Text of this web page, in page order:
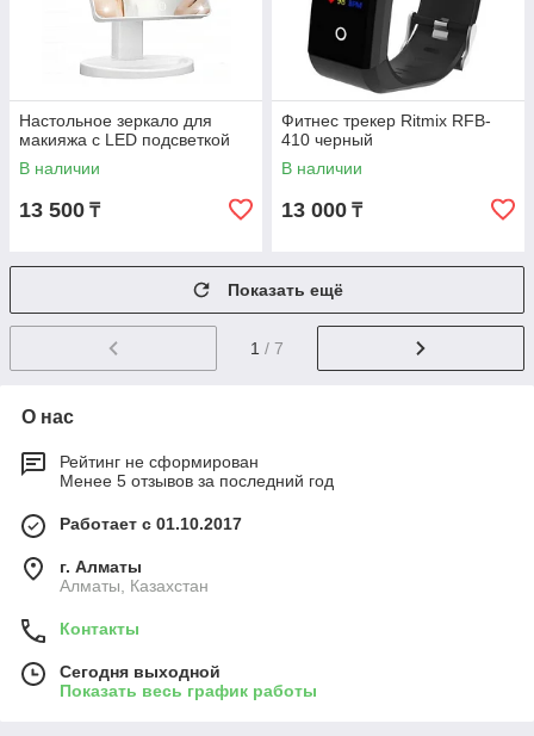
Настольное зеркало для
макияжа с LED подсветкой
В наличии
13 500 ₸
Фитнес трекер Ritmix RFB-
410 черный
В наличии
13 000 ₸
Показать ещё
1 / 7
О нас
Рейтинг не сформирован
Менее 5 отзывов за последний год
Работает с 01.10.2017
г. Алматы
Алматы, Казахстан
Контакты
Сегодня выходной
Показать весь график работы